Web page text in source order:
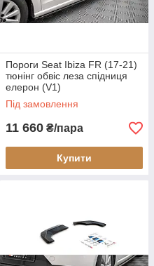
Пороги Seat Ibiza FR (17-21)
тюнінг обвіс леза спідниця
елерон (V1)
Під замовлення
11 660 ₴/пара
Купити